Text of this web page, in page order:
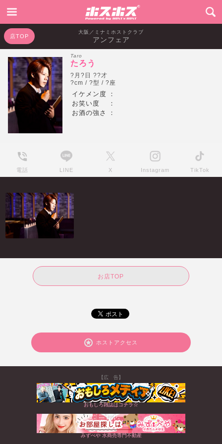
大阪／ミナミホストクラブ
アンフェア
店TOP
Taro
たろう
?月?日 ??才
?cm / ?型 / ?座
イケメン度
：
お笑い度
：
お酒の強さ
：
電話 LINE X Instagram TikTok
お店TOP
ホストアクセス
【広 告】
おもしろ雑誌はコチラ☆
みずべや 水商売専門不動産